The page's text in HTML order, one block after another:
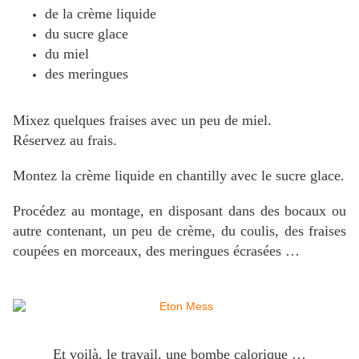
de la crème liquide
du sucre glace
du miel
des meringues
Mixez quelques fraises avec un peu de miel.
Réservez au frais.
Montez la crème liquide en chantilly avec le sucre glace.
Procédez au montage, en disposant dans des bocaux ou
autre contenant, un peu de crème, du coulis, des fraises
coupées en morceaux, des meringues écrasées …
Et voilà, le travail, une bombe calorique …